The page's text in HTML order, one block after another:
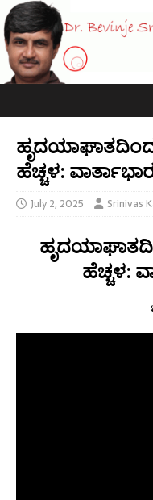
ಹೆಚ್ಚಳ:
July 2, 2025 Srinivas
ಹೆಚ್ಚಳ: